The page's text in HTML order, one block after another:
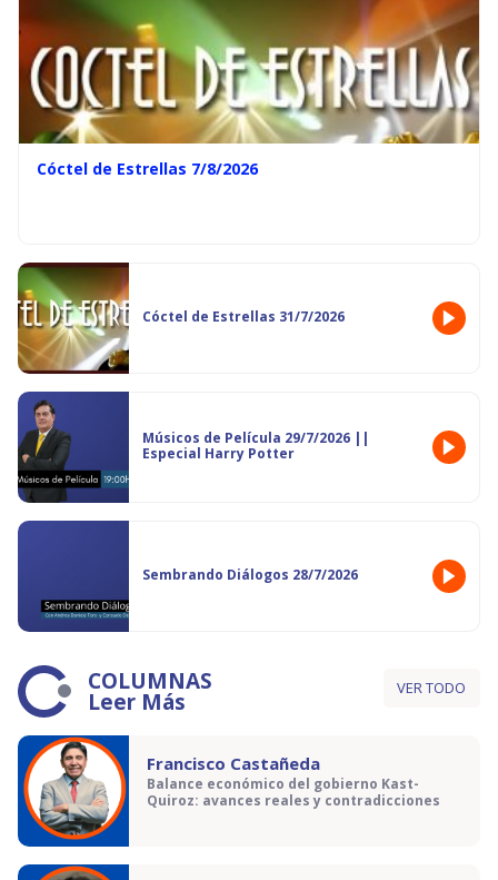
Cóctel de Estrellas 7/8/2026
Cóctel de Estrellas 31/7/2026
Músicos de Película 29/7/2026 ||
Especial Harry Potter
Sembrando Diálogos 28/7/2026
COLUMNAS
Leer Más VER TODO
Francisco Castañeda
Balance económico del gobierno Kast-
Quiroz: avances reales y contradicciones